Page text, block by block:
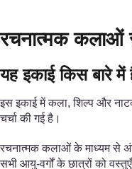
रचनात्मक कलाओं
यह इकाई किस बारे में
इस इकाई में कला, शिल्प और
चर्चा की गई है।
रचनात्मक कलाओं के माध्यम से
सभी आयु-वर्गों के छात्रों को